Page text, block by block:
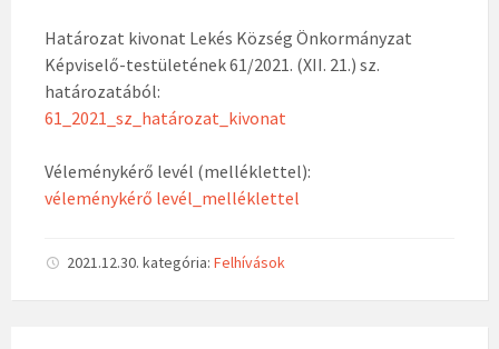
Határozat kivonat Lekés Község Önkormányzat
Képviselő-testületének 61/2021. (XII. 21.) sz.
határozatából:
61_2021_sz_határozat_kivonat
Véleménykérő levél (melléklettel):
véleménykérő levél_melléklettel
2021.12.30. kategória: Felhívások